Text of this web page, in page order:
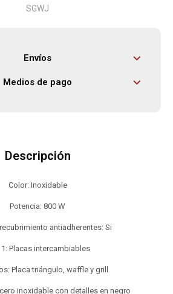
SGWJ
Envíos
Medios de pago
Descripción
Color: Inoxidable
Potencia: 800 W
antiadherentes: Si
1: Placas intercambiables
Placa triángulo, waffle y grill
inoxidable con detalles en negro